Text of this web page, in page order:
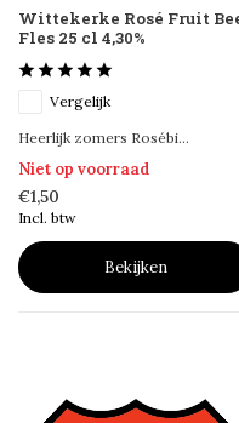
Wittekerke Rosé Fruit
Fles 25 cl 4,30%
Vergelijk
Heerlijk zomers Rosébi...
Niet op voorraad
€1,50
Incl. btw
Bekijken